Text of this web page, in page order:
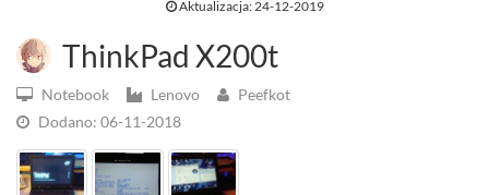
Aktualizacja: 24-12-2019
ThinkPad X200t
Notebook Lenovo
Peefkot
Dodano: 06-11-2018